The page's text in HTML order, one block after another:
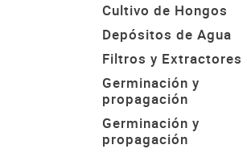
Cultivo de Hongos
Depósitos de Agua
Filtros y Extractores
Germinación y
propagación
Germinación y
propagación